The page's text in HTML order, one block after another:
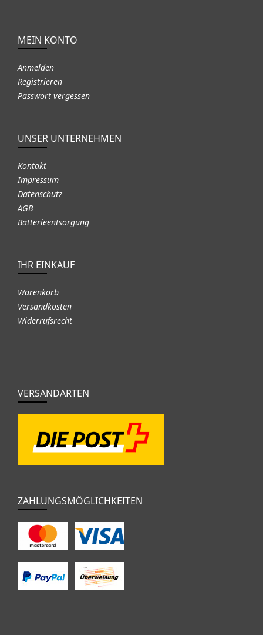
MEIN KONTO
Anmelden
Registrieren
Passwort vergessen
UNSER UNTERNEHMEN
Kontakt
Impressum
Datenschutz
AGB
Batterieentsorgung
IHR EINKAUF
Warenkorb
Versandkosten
Widerrufsrecht
VERSANDARTEN
ZAHLUNGSMÖGLICHKEITEN